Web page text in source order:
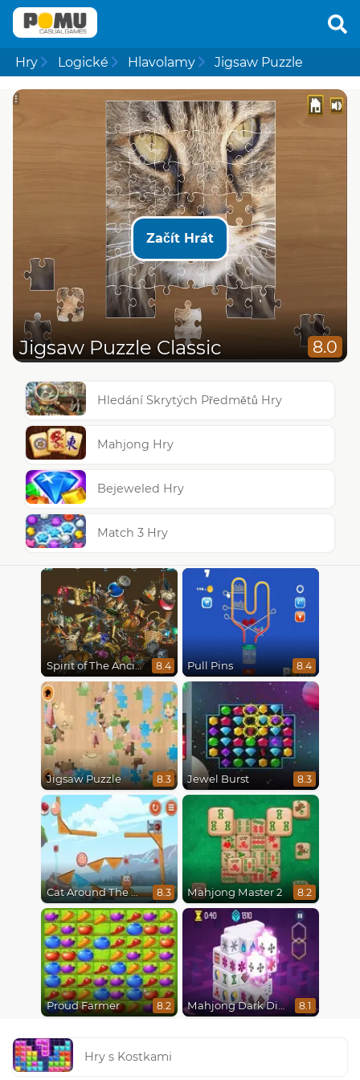
Hry Logické Hlavolamy Jigsaw Puzzle
Začít Hrát
Jigsaw Puzzle Classic 8.0
Hledání Skrytých Předmětů Hry
Mahjong Hry
Bejeweled Hry
Match 3 Hry
Spirit of The Ancient Forest 8.4 Pull Pins 8.4
Jigsaw Puzzle 8.3 Jewel Burst 8.3
Cat Around The World 8.3 Mahjong Master 2 8.2
Proud Farmer 8.2 Mahjong Dark Dimensions 8.1
Hry s Kostkami